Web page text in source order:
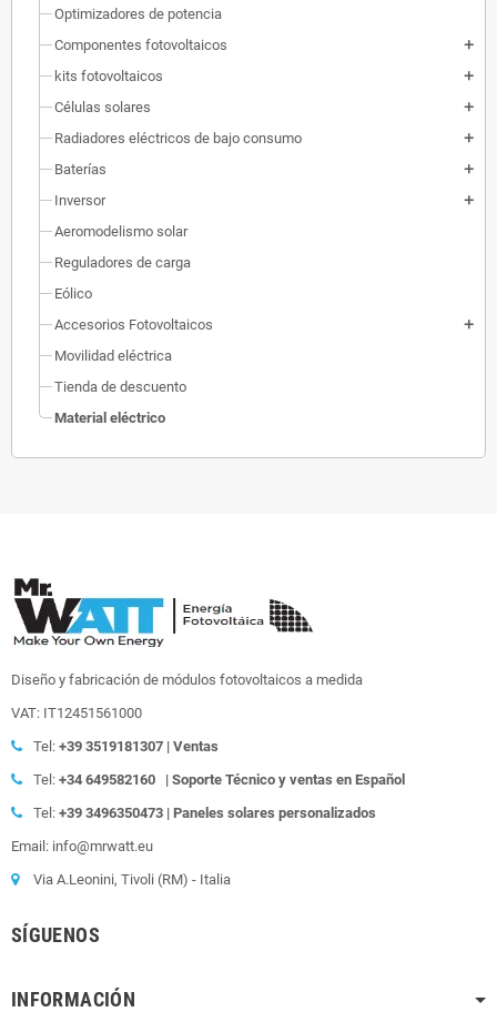
Optimizadores de potencia
Componentes fotovoltaicos
add
kits fotovoltaicos add
Células solares add
Radiadores eléctricos de bajo consumo add
Baterías add
Inversor add
Aeromodelismo solar
Reguladores de carga
Eólico
Accesorios Fotovoltaicos
add
Movilidad eléctrica
Tienda de descuento
Material eléctrico
Diseño y fabricación de módulos fotovoltaicos a medida
VAT: IT12451561000
Tel: +39 3519181307 | Ventas
Tel: +34 649582160 | Soporte Técnico y ventas en Español
Tel: +39 3496350473 | Paneles solares personalizados
Email: info@mrwatt.eu
Via A.Leonini, Tivoli (RM) - Italia
SÍGUENOS
INFORMACIÓN